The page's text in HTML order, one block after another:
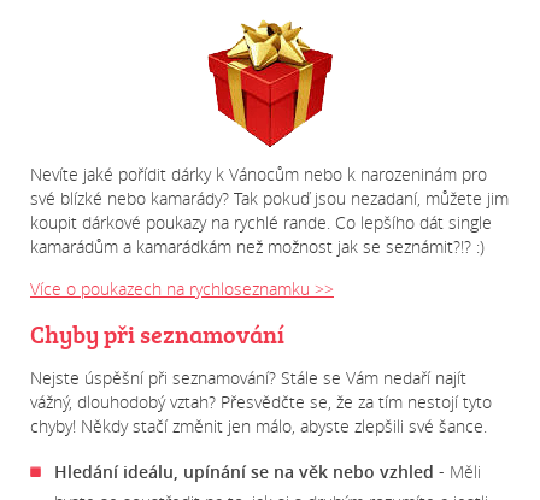
Nevíte jaké pořídit dárky k Vánocům nebo k narozeninám pro
své blízké nebo kamarády? Tak pokuď jsou nezadaní, můžete jim
koupit dárkové poukazy na rychlé rande. Co lepšího dát single
kamarádům a kamarádkám než možnost jak se seznámit?!? :)
Více o poukazech na rychloseznamku >>
Chyby při seznamování
Nejste úspěšní při seznamování? Stále se Vám nedaří najít
vážný, dlouhodobý vztah? Přesvědčte se, že za tím nestojí tyto
chyby! Někdy stačí změnit jen málo, abyste zlepšili své šance.
Hledání ideálu, upínání se na věk nebo vzhled - Měli